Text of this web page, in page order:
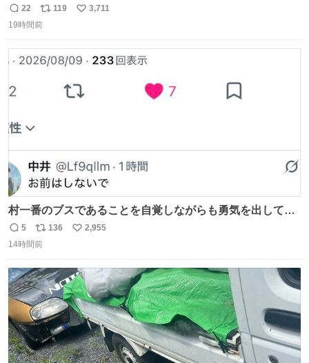
字フックで吊るしてる😂
返
信
22
リ
ポ
ト
119
い
数
3,711
19時間前
村一番のブスであることを自覚しながらも勇気を出して村
長の息子に恋文を書いたら翌日村の共用井戸に捨てられて
たときの顔になった
返
信
5
リ
ポ
ト
数
136
い
数
2,955
14時間前